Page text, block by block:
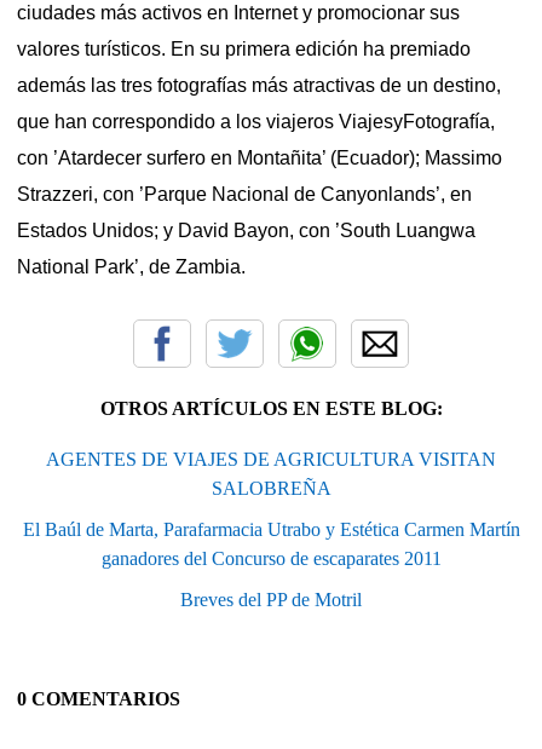
ciudades más activos en Internet y promocionar sus
valores turísticos. En su primera edición ha premiado
además las tres fotografías más atractivas de un destino,
que han correspondido a los viajeros ViajesyFotografía,
con ’Atardecer surfero en Montañita’ (Ecuador); Massimo
Strazzeri, con ’Parque Nacional de Canyonlands’, en
Estados Unidos; y David Bayon, con ’South Luangwa
National Park’, de Zambia.
OTROS ARTÍCULOS EN ESTE BLOG:
AGENTES DE VIAJES DE AGRICULTURA VISITAN
SALOBREÑA
El Baúl de Marta, Parafarmacia Utrabo y Estética Carmen Martín
ganadores del Concurso de escaparates 2011
Breves del PP de Motril
0 COMENTARIOS